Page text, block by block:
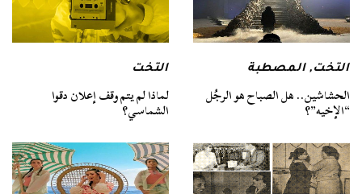
التخت,المصطبة
الحشاشين.. هل الصباح هو الرجُل
“الإخيه”؟
التخت
لماذا لم يتم وقف إعلان دقوا
الشماسي؟